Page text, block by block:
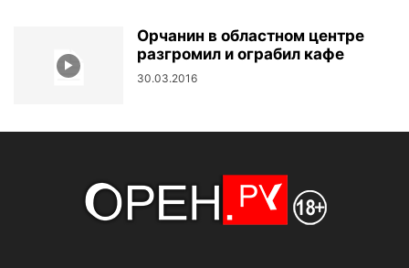
Орчанин в областном центре
разгромил и ограбил кафе
30.03.2016